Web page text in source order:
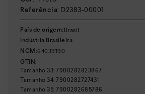
Referência: D2383-00001
País de origem: Brasil
Indústria Brasileira
NCM:64039190
GTIN:
Tamanho 33:7900282823867
Tamanho 34:7900282727431
Tamanho 35:7900282685786